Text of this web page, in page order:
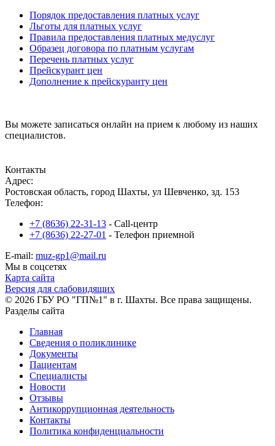
Порядок предоставления платных услуг
Льготы для платных услуг
Правила предоставления платных медуслуг
Образец договора по платным услугам
Перечень платных услуг
Прейскурант цен
Дополнение к прейскуранту цен
Вы можете записаться онлайн на прием к любому из наших
специалистов.
Контакты
Адрес:
Ростовская область, город Шахты, ул Шевченко, зд. 153
Телефон:
+7 (8636) 22-31-13 - Call-центр
+7 (8636) 22-27-01 - Телефон приемной
E-mail: muz-gp1@mail.ru
Мы в соцсетях
Карта сайта
Версия для слабовидящих
© 2026 ГБУ РО "ГП№1" в г. Шахты. Все права защищены.
Разделы сайта
Главная
Сведения о поликлинике
Документы
Пациентам
Специалисты
Новости
Отзывы
Антикоррупционная деятельность
Контакты
Политика конфиденциальности